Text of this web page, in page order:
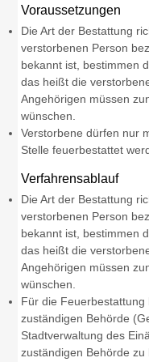
Voraussetzungen
Die Art der Bestattung
verstorbenen Person
bekannt ist, bestimmen
das heißt die
Angehörigen müssen
wünschen.
Verstorbene dürfen nur
Stelle feuerbestattet
Verfahrensablauf
Die Art der Bestattung
verstorbenen Person
bekannt ist, bestimmen
das heißt die
Angehörigen müssen
wünschen.
Für die
zuständigen Behörde
Stadtverwaltung des
zuständigen Behörde